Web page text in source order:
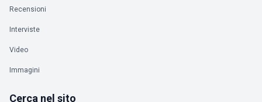
Recensioni
Interviste
Video
Immagini
Cerca nel sito